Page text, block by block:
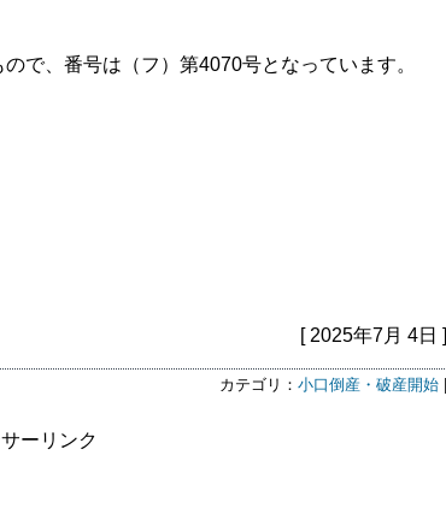
で、番号は（フ）第4070号となっています。
[ 2025年7月 4日 ]
カテゴリ： 小口倒産・破産開始
ーリンク